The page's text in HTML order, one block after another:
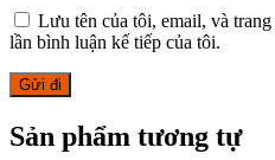
Lưu tên của tôi, email, và
lần bình luận kế tiếp của tôi.
Sản phẩm tương tự